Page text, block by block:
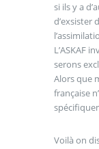
si ils y a
d’exsister
L’ASKAF
serons
Alors que
française
Voilà on